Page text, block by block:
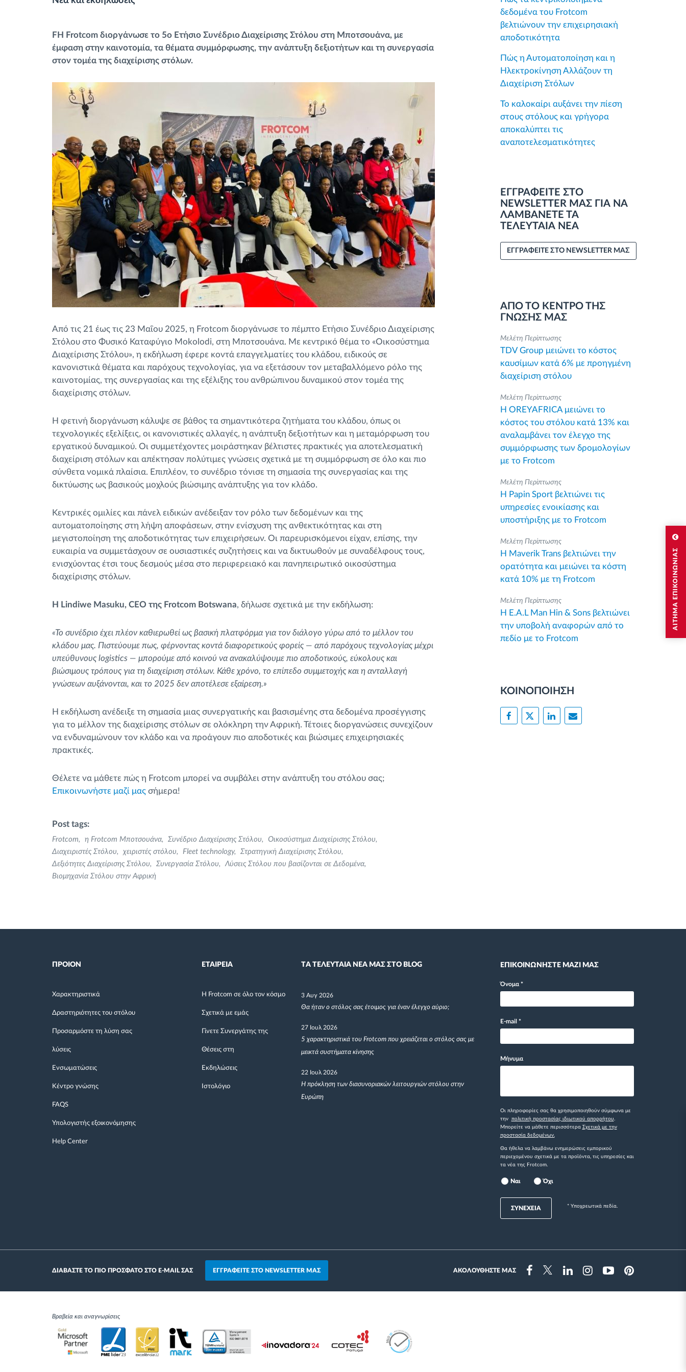
ΑΙΤΗΜΑ ΕΠΙΚΟΙΝΩΝΙΑΣ
Διαχείριση καυσίμου
διαδρομής
Αυτόματη αναγνώριση οδηγού
Ανακαλύψτε όλα τα χαρακτηριστικά
FΗ Frotcom διοργάνωσε το 5ο Ετήσιο Συνέδριο Διαχείρισης Στόλου στη Μποτσουάνα, με
έμφαση στην καινοτομία, τα θέματα συμμόρφωσης, την ανάπτυξη δεξιοτήτων και τη συνεργασία
στον τομέα της διαχείρισης στόλων.
Από τις 21 έως τις 23 Μαΐου 2025, η Frotcom διοργάνωσε το πέμπτο Ετήσιο Συνέδριο Διαχείρισης
Στόλου στο Φυσικό Καταφύγιο Mokolodi, στη Μποτσουάνα. Με κεντρικό θέμα το «Οικοσύστημα
Διαχείρισης Στόλου», η εκδήλωση έφερε κοντά επαγγελματίες του κλάδου, ειδικούς σε
κανονιστικά θέματα και παρόχους τεχνολογίας, για να εξετάσουν τον μεταβαλλόμενο ρόλο της
καινοτομίας, της συνεργασίας και της εξέλιξης του ανθρώπινου δυναμικού στον τομέα της
διαχείρισης στόλων.
Η φετινή διοργάνωση κάλυψε σε βάθος τα σημαντικότερα ζητήματα του κλάδου, όπως οι
τεχνολογικές εξελίξεις, οι κανονιστικές αλλαγές, η ανάπτυξη δεξιοτήτων και η μεταμόρφωση του
εργατικού δυναμικού. Οι συμμετέχοντες μοιράστηκαν βέλτιστες πρακτικές για αποτελεσματική
διαχείριση στόλων και απέκτησαν πολύτιμες γνώσεις σχετικά με τη συμμόρφωση σε όλο και πιο
σύνθετα νομικά πλαίσια. Επιπλέον, το συνέδριο τόνισε τη σημασία της συνεργασίας και της
δικτύωσης ως βασικούς μοχλούς βιώσιμης ανάπτυξης για τον κλάδο.
Κεντρικές ομιλίες και πάνελ ειδικών ανέδειξαν τον ρόλο των δεδομένων και της
αυτοματοποίησης στη λήψη αποφάσεων, στην ενίσχυση της ανθεκτικότητας και στη
μεγιστοποίηση της αποδοτικότητας των επιχειρήσεων. Οι παρευρισκόμενοι είχαν, επίσης, την
ευκαιρία να συμμετάσχουν σε ουσιαστικές συζητήσεις και να δικτυωθούν με συναδέλφους τους,
ενισχύοντας έτσι τους δεσμούς μέσα στο περιφερειακό και πανηπειρωτικό οικοσύστημα
διαχείρισης στόλων.
Η Lindiwe Masuku, CEO της Frotcom Botswana, δήλωσε σχετικά με την εκδήλωση:
«Το συνέδριο έχει πλέον καθιερωθεί ως βασική πλατφόρμα για τον διάλογο γύρω από το μέλλον του
κλάδου μας. Πιστεύουμε πως, φέρνοντας κοντά διαφορετικούς φορείς — από παρόχους τεχνολογίας μέχρι
υπεύθυνους logistics — μπορούμε από κοινού να ανακαλύψουμε πιο αποδοτικούς, εύκολους και
βιώσιμους τρόπους για τη διαχείριση στόλων. Κάθε χρόνο, το επίπεδο συμμετοχής και η ανταλλαγή
γνώσεων αυξάνονται, και το 2025 δεν αποτέλεσε εξαίρεση.»
Η εκδήλωση ανέδειξε τη σημασία μιας συνεργατικής και βασισμένης στα δεδομένα προσέγγισης
για το μέλλον της διαχείρισης στόλων σε ολόκληρη την Αφρική. Τέτοιες διοργανώσεις συνεχίζουν
να ενδυναμώνουν τον κλάδο και να προάγουν πιο αποδοτικές και βιώσιμες επιχειρησιακές
πρακτικές.
Θέλετε να μάθετε πώς η Frotcom μπορεί να συμβάλει στην ανάπτυξη του στόλου σας;
Επικοινωνήστε μαζί μας σήμερα!
Post tags:
Frotcom η Frotcom Μποτσουάνα Συνέδριο Διαχείρισης Στόλου
Οικοσύστημα Διαχείρισης Στόλου
Διαχειριστές Στόλου
χειριστές στόλου Fleet technology
Στρατηγική Διαχείρισης Στόλου
Δεξιότητες Διαχείρισης Στόλου
Συνεργασία Στόλου
Λύσεις Στόλου που βασίζονται σε Δεδομένα
Βιομηχανία Στόλου στην Αφρική
δεδομένα του Frotcom
βελτιώνουν την επιχειρησιακή
αποδοτικότητα
Πώς η Αυτοματοποίηση και η
Ηλεκτροκίνηση Αλλάζουν τη
Διαχείριση Στόλων
Το καλοκαίρι αυξάνει την πίεση
στους στόλους και γρήγορα
αποκαλύπτει τις
αναποτελεσματικότητες
ΕΓΓΡΑΦΕΙΤΕ ΣΤΟ
NEWSLETTER ΜΑΣ ΓΙΑ ΝΑ
ΛΑΜΒΑΝΕΤΕ ΤΑ
ΤΕΛΕΥΤΑΙΑ ΝΕΑ
ΕΓΓΡΑΦΕΙΤΕ ΣΤΟ NEWSLETTER ΜΑΣ
ΑΠΟ ΤΟ ΚΕΝΤΡΟ ΤΗΣ
ΓΝΩΣΗΣ ΜΑΣ
Μελέτη Περίπτωσης
TDV Group μειώνει το κόστος
καυσίμων κατά 6% με προηγμένη
διαχείριση στόλου
Μελέτη Περίπτωσης
Η OREYAFRICA μειώνει το
κόστος του στόλου κατά 13% και
αναλαμβάνει τον έλεγχο της
συμμόρφωσης των δρομολογίων
με το Frotcom
Μελέτη Περίπτωσης
Η Papin Sport βελτιώνει τις
υπηρεσίες ενοικίασης και
υποστήριξης με το Frotcom
Μελέτη Περίπτωσης
Η Maverik Trans βελτιώνει την
ορατότητα και μειώνει τα κόστη
κατά 10% με τη Frotcom
Μελέτη Περίπτωσης
Η E.A.L Man Hin & Sons βελτιώνει
την υποβολή αναφορών από το
πεδίο με το Frotcom
ΚΟΙΝΟΠΟΙΗΣΗ
ΠΡΟΙΟΝ
Χαρακτηριστικά
Δραστηριότητες του στόλου
Προσαρμόστε τη λύση σας
λύσεις
Ενσωματώσεις
Κέντρο γνώσης
FAQS
Υπολογιστής εξοικονόμησης
Help Center
ΕΤΑΙΡΕΙΑ
Η Frotcom σε όλο τον κόσμο
Σχετικά με εμάς
Γίνετε Συνεργάτης της
Θέσεις στη
Εκδηλώσεις
Ιστολόγιο
TΑ ΤΕΛΕΥΤΑΙΑ ΝΕΑ ΜΑΣ ΣΤΟ BLOG
3 Αυγ 2026
Θα ήταν ο στόλος σας έτοιμος για έναν έλεγχο αύριο;
27 Ιουλ 2026
5 χαρακτηριστικά του Frotcom που χρειάζεται ο στόλος σας με
μεικτά συστήματα κίνησης
22 Ιουλ 2026
Η πρόκληση των διασυνοριακών λειτουργιών στόλου στην
Ευρώπη
ΕΠΙΚΟΙΝΩΝΗΣΤΕ ΜΑΖΙ ΜΑΣ
Όνομα *
E-mail *
Μήνυμα
Οι πληροφορίες σας θα χρησιμοποιηθούν σύμφωνα με
την πολιτική προστασίας ιδιωτικού απορρήτου.
Μπορείτε να μάθετε περισσότερα Σχετικά με την
προστασία δεδομένων.
Θα ήθελα να λαμβάνω ενημερώσεις εμπορικού
περιεχομένου σχετικά με τα προϊόντα, τις υπηρεσίες και
τα νέα της Frotcom.
Ναι Όχι
ΣΥΝΕΧΕΙΑ * Yποχρεωτικά πεδία.
ΔΙΑΒΑΣΤΕ ΤΟ ΠΙΟ ΠΡΟΣΦΑΤΟ ΣΤΟ E-MAIL ΣΑΣ ΕΓΓΡΑΦΕΙΤΕ ΣΤΟ NEWSLETTER ΜΑΣ ΑΚΟΛΟΥΘΗΣΤΕ ΜΑΣ
FacebookTwitterLinkedinInstragramYoutubePinterest
Βραβεία και αναγνωρίσεις